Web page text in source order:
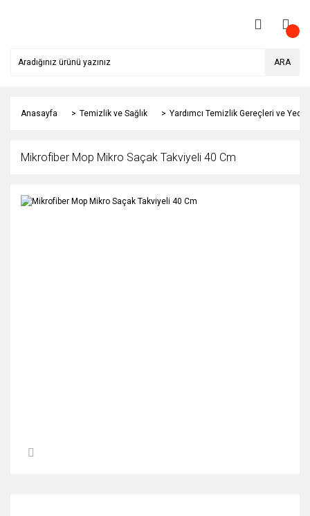
ARA
Anasayfa Temizlik ve Sağlık Yardımcı Temizlik Gereçleri ve
Mikrofiber Mop Mikro Saçak Takviyeli 40 Cm